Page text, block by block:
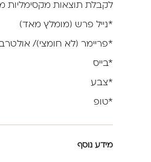
לקבלת תוצאות מקסימליות
*נייל פרש (מומלץ מאד)
*פריימר (לא חומצי)/
*בייס
*צבע
*טופ
מידע נוסף